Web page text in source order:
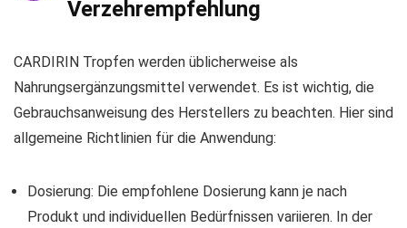
Verzehrempfehlung
CARDIRIN Tropfen werden üblicherweise als
Nahrungsergänzungsmittel verwendet. Es ist wichtig, die
Gebrauchsanweisung des Herstellers zu beachten. Hier sind
allgemeine Richtlinien für die Anwendung:
Dosierung: Die empfohlene Dosierung kann je nach
Produkt und individuellen Bedürfnissen variieren. In der